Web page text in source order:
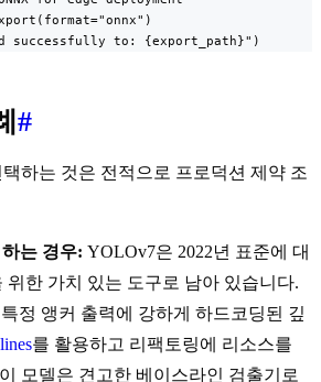
successfully to: {export_path}")
#
하는 것은 전적으로 프로덕션 제약 조
는 경우: YOLOv7은 2022년 표준에 대
위한 가치 있는 도구로 남아 있습니다.
정 앵커 출력에 강하게 하드코딩된 깊
를 활용하고 리팩토링에 리소스를
모델은 견고한 베이스라인 검출기로